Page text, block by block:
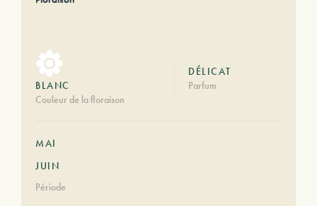
BLANC
Couleur de la floraison
DÉLICAT
Parfum
MAI
JUIN
Période